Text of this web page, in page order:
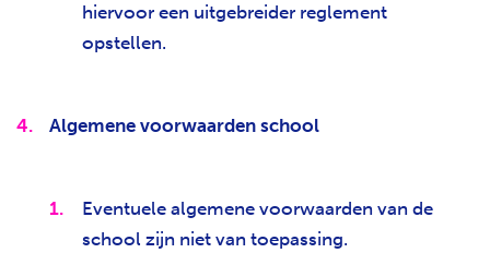
hiervoor een uitgebreider reglement
opstellen.
Algemene voorwaarden school
Eventuele algemene voorwaarden van de
school zijn niet van toepassing.